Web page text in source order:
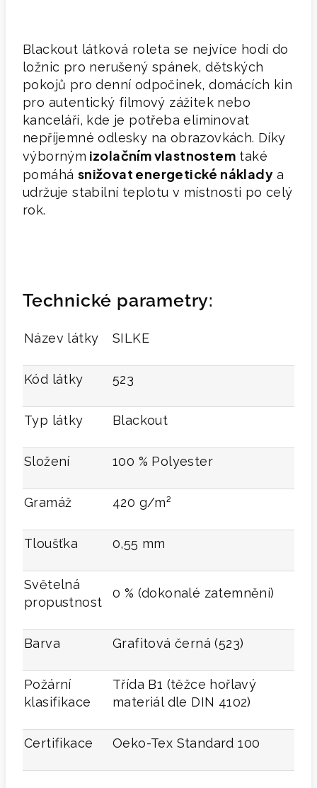
Blackout látková roleta se nejvíce hodí do
ložnic pro nerušený spánek, dětských
pokojů pro denní odpočinek, domácích kin
pro autentický filmový zážitek nebo
kanceláří, kde je potřeba eliminovat
nepříjemné odlesky na obrazovkách. Díky
výborným izolačním vlastnostem také
pomáhá snižovat energetické náklady a
udržuje stabilní teplotu v místnosti po celý
rok.
Technické parametry:
Název látky SILKE
Kód látky 523
Typ látky Blackout
Složení 100 % Polyester
Gramáž 420 g/m²
Tloušťka 0,55 mm
Světelná
propustnost
0 % (dokonalé zatemnění)
Barva Grafitová černá (523)
Požární
klasifikace
Třída B1 (těžce hořlavý
materiál dle DIN 4102)
Certifikace Oeko-Tex Standard 100